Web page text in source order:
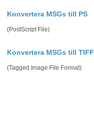
Konvertera MSGs till PS
(PostScript File)
Konvertera MSGs till TIFF
(Tagged Image File Format)